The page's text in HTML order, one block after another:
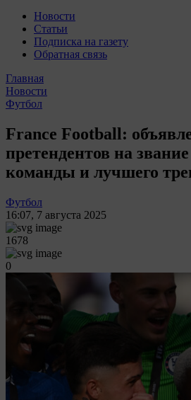
Новости
Статьи
Подписка на газету
Обратная связь
Главная
Новости
Футбол
France Football:
претендентов на
команды и лучшего
Футбол
16:07, 7 августа 2025
1678
0